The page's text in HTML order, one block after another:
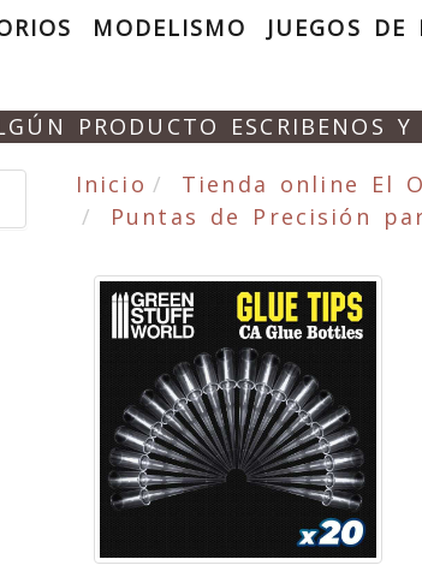
MODELISMO JUEGOS DE
PRODUCTO ESCRIBENOS
Inicio Tienda online El
Puntas de Precisión